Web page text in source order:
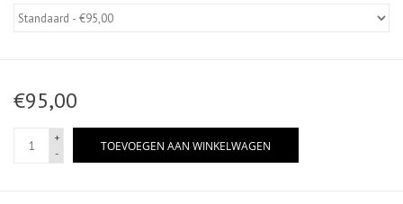
€95,00
+
-
TOEVOEGEN AAN WINKELWAGEN